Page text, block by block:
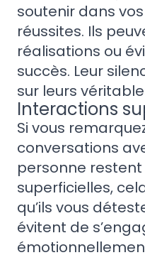
soutenir dans
réussites. Ils
réalisations ou
succès. Leur
sur leurs
Interactions
Si vous
conversations
personne
superficielles,
qu’ils vous
évitent de